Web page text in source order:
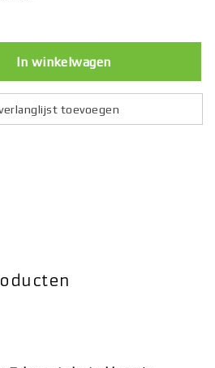
In winkelwagen
toevoegen